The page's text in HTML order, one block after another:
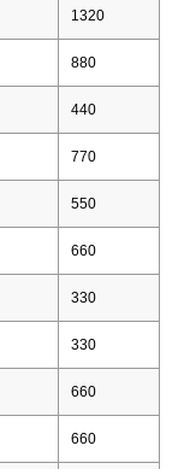
1320
880
440
770
550
660
330
330
660
660